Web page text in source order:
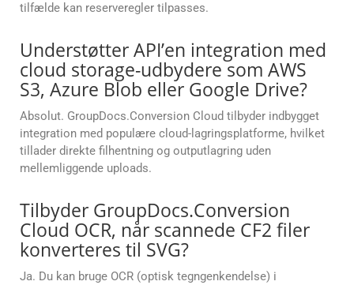
tilfælde kan reserveregler tilpasses.
Understøtter API’en integration med
cloud storage-udbydere som AWS
S3, Azure Blob eller Google Drive?
Absolut. GroupDocs.Conversion Cloud tilbyder indbygget
integration med populære cloud-lagringsplatforme, hvilket
tillader direkte filhentning og outputlagring uden
mellemliggende uploads.
Tilbyder GroupDocs.Conversion
Cloud OCR, når scannede CF2 filer
konverteres til SVG?
Ja. Du kan bruge OCR (optisk tegngenkendelse) i